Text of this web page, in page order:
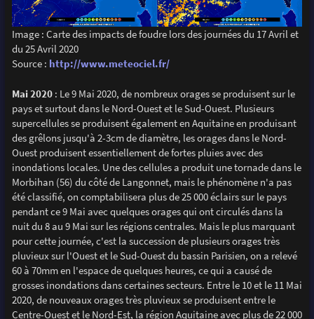
Image : Carte des impacts de foudre lors des journées du 17 Avril et
du 25 Avril 2020
Source : http://www.meteociel.fr/
Mai 2020: Le 9 Mai 2020, de nombreux orages se produisent sur le
pays et surtout dans le Nord-Ouest et le Sud-Ouest. Plusieurs
supercellules se produisent également en Aquitaine en produisant
des grêlons jusqu'à 2-3cm de diamètre, les orages dans le Nord-
Ouest produisent essentiellement de fortes pluies avec des
inondations locales. Une des cellules a produit une tornade dans le
Morbihan (56) du côté de Langonnet, mais le phénomène n'a pas
été classifié, on comptabilisera plus de 25 000 éclairs sur le pays
pendant ce 9 Mai avec quelques orages qui ont circulés dans la
nuit du 8 au 9 Mai sur les régions centrales. Mais le plus marquant
pour cette journée, c'est la succession de plusieurs orages très
pluvieux sur l'Ouest et le Sud-Ouest du bassin Parisien, on a relevé
60 à 70mm en l'espace de quelques heures, ce qui a causé de
grosses inondations dans certaines secteurs. Entre le 10 et le 11 Mai
2020, de nouveaux orages très pluvieux se produisent entre le
Centre-Ouest et le Nord-Est, la région Aquitaine avec plus de 22 000